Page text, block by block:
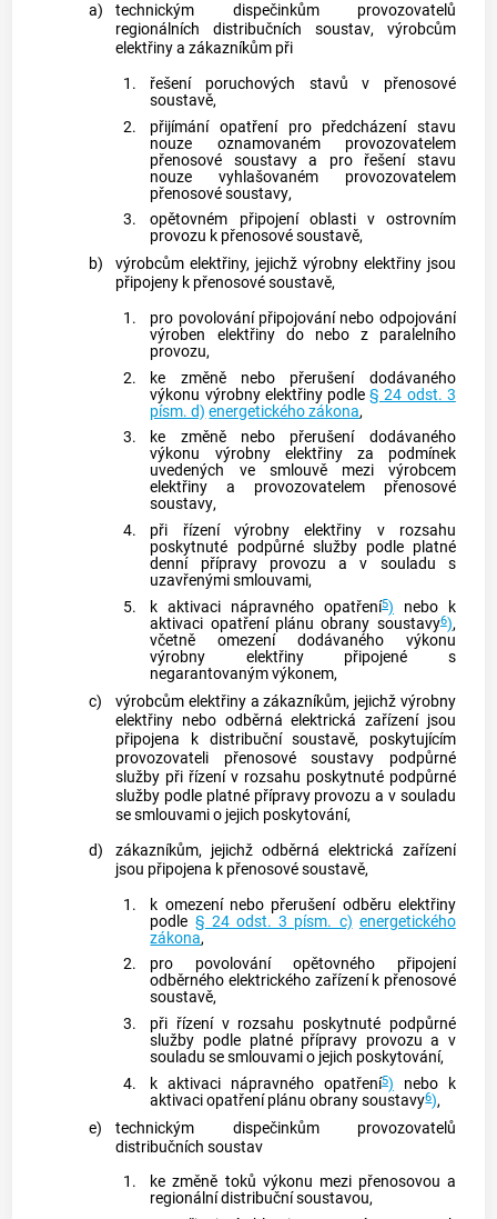
a)
technickým dispečinkům provozovatelů
regionálníchdistribučních soustav, výrobcům
elektřiny azákazníkům při
1.
řešení poruchových stavů v přenosové
soustavě,
2.
přijímání opatření pro předcházení stavu
nouze oznamovaném provozovatelem
přenosové soustavya pro řešení stavu
nouze vyhlašovaném provozovatelem
přenosové soustavy,
3.
opětovném připojení oblasti v ostrovním
provozu k přenosové soustavě,
b)
výrobcům elektřiny, jejichž výrobny elektřinyjsou
připojeny k přenosové soustavě,
1.
pro povolování připojování nebo odpojování
výroben elektřinydo nebo z paralelního
provozu,
2.
ke změně nebo přerušení dodávaného
výkonu výrobny elektřinypodle§ 24 odst. 3
písm. d) energetického zákona,
3.
ke změně nebo přerušení dodávaného
výkonu výrobny elektřinyza podmínek
uvedených ve smlouvě mezi výrobcem
elektřiny a provozovatelem přenosové
soustavy,
4.
při řízení výrobny elektřiny v rozsahu
poskytnuté podpůrné službypodle platné
denní přípravy provozu a v souladu s
uzavřenými smlouvami,
5.
k aktivaci nápravného opatření5) nebo k
aktivaci opatření plánu obrany soustavy6),
včetně omezení dodávaného výkonu
výrobny elektřinypřipojené s
negarantovaným výkonem,
c)
výrobcům elektřiny azákazníkům, jejichž výrobny
elektřiny nebo odběrná elektrická zařízení jsou
připojena k distribuční soustavě, poskytujícím
provozovateli přenosové soustavy
podpůrné
služby při řízení v rozsahu poskytnuté podpůrné
služby podle platné přípravy provozu a v souladu
se smlouvami o jejich poskytování,
d)
zákazníkům, jejichž odběrná elektrická zařízení
jsou připojena k přenosové soustavě,
1.
k omezení nebo přerušení odběru elektřiny
podle § 24 odst. 3 písm. c) energetického
zákona,
2.
pro povolování opětovného připojení
odběrného elektrického zařízení k přenosové
soustavě,
3.
při řízení v rozsahu poskytnuté podpůrné
služby podle platné přípravy provozu a v
souladu se smlouvami o jejich poskytování,
4.
k aktivaci nápravného opatření5) nebo k
aktivaci opatření plánu obrany soustavy6),
e)
technickým dispečinkům provozovatelů
distribučních soustav
1.
ke změně toků výkonu mezi přenosovou a
regionálnídistribuční soustavou,